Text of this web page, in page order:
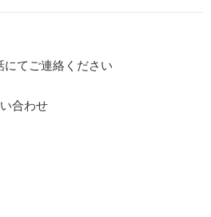
にてご連絡ください
合わせ